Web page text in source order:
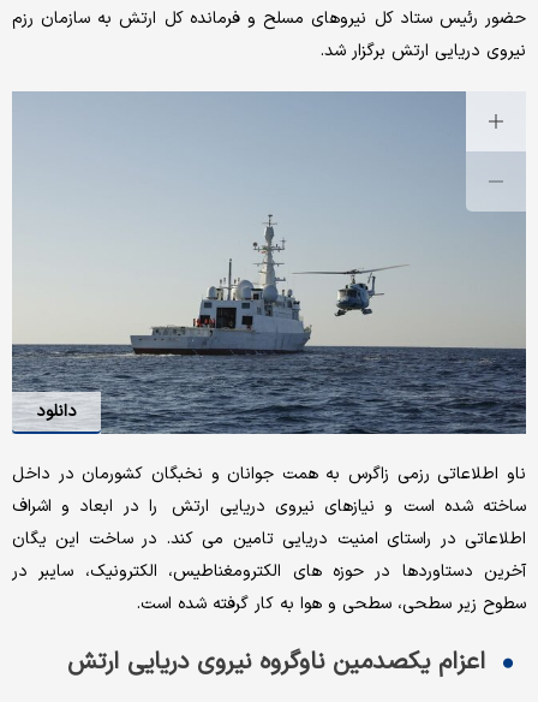
حضور رئیس ستاد کل نیروهای مسلح و فرمانده کل ارتش به سازمان رزم
نیروی دریایی ارتش برگزار شد.
دانلود
ناو اطلاعاتی رزمی زاگرس به همت جوانان و نخبگان کشورمان در داخل
ساخته شده است و نیازهای نیروی دریایی ارتش را در ابعاد و اشراف
اطلاعاتی در راستای امنیت دریایی تامین می کند. در ساخت این یگان
آخرین دستاوردها در حوزه های الکترومغناطیس، الکترونیک، سایبر در
سطوح زیر سطحی، سطحی و هوا به کار گرفته شده است.
اعزام یکصدمین ناوگروه نیروی دریایی ارتش